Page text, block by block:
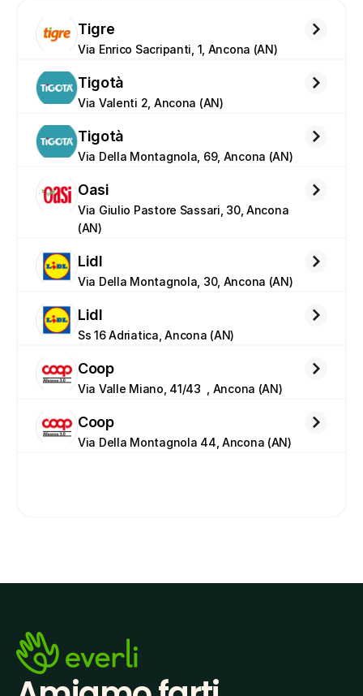
Tigre
Via Enrico Sacripanti, 1, Ancona (AN)
Tigotà
Via Valenti 2, Ancona (AN)
Tigotà
Via Della Montagnola, 69, Ancona (AN)
Oasi
Via Giulio Pastore Sassari, 30, Ancona
(AN)
Lidl
Via Della Montagnola, 30, Ancona (AN)
Lidl
Ss 16 Adriatica, Ancona (AN)
Coop
Via Valle Miano, 41/43  , Ancona (AN)
Coop
Via Della Montagnola 44, Ancona (AN)